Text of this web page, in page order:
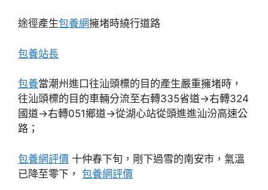
途徑產生包養網擁堵時繞行道路
包養站長
包養當潮州進口往汕頭標的目的產生嚴重擁堵時，
往汕頭標的目的車輛分流至右轉335省道→右轉324
國道→右轉051鄉道→從湖心站從頭進進汕汾高速公
路；
包養網評價 十仲春下旬，剛下過雪的南安市，氣溫
已降至零下， 包養網評價